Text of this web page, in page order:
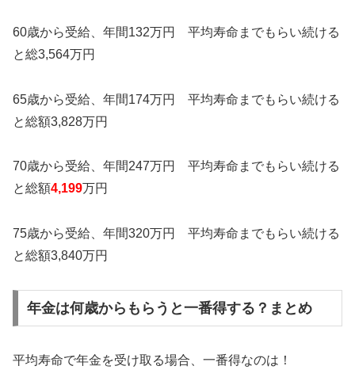
60歳から受給、年間132万円 平均寿命までもらい続ける
と総3,564万円
65歳から受給、年間174万円 平均寿命までもらい続ける
と総額3,828万円
70歳から受給、年間247万円 平均寿命までもらい続ける
と総額4,199万円
75歳から受給、年間320万円 平均寿命までもらい続ける
と総額3,840万円
年金は何歳からもらうと一番得する？まとめ
平均寿命で年金を受け取る場合、一番得なのは！